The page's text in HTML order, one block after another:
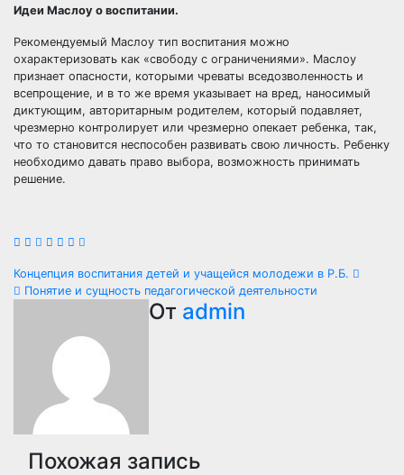
Идеи Маслоу о воспитании.
Рекомендуемый Маслоу тип воспитания можно
охарактеризовать как «свободу с ограничениями». Маслоу
признает опасности, которыми чреваты вседозволенность и
всепрощение, и в то же время указывает на вред, наносимый
диктующим, авторитарным родителем, который подавляет,
чрезмерно контролирует или чрезмерно опекает ребенка, так,
что то становится неспособен развивать свою личность. Ребенку
необходимо давать право выбора, возможность принимать
решение.
Навигация
записям
Концепция воспитания детей и учащейся молодежи в Р.Б.
Понятие и сущность педагогической деятельности
От admin
Похожая запись